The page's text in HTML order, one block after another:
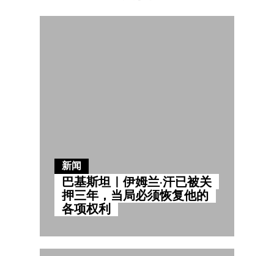
新闻
巴基斯坦｜伊姆兰·汗已被关
押三年，当局必须恢复他的
各项权利